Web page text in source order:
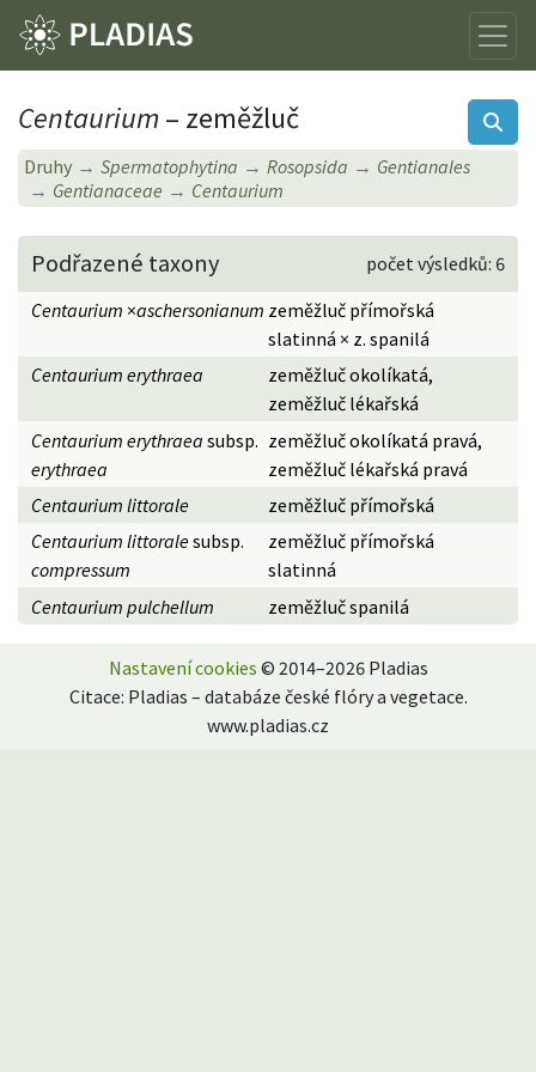
Centaurium – zeměžluč
Druhy Spermatophytina Rosopsida
Gentianales
Gentianaceae
Centaurium
Podřazené taxony
počet výsledků: 6
Centaurium ×aschersonianum zeměžluč přímořská
slatinná × z. spanilá
Centaurium erythraea
zeměžluč okolíkatá,
zeměžluč lékařská
Centaurium erythraeasubsp.
erythraea
zeměžluč okolíkatá pravá,
zeměžluč lékařská pravá
Centaurium littorale
zeměžluč přímořská
Centaurium littoralesubsp.
compressum
zeměžluč přímořská
slatinná
Centaurium pulchellum
zeměžluč spanilá
Nastavení cookies © 2014–2026 Pladias
Citace: Pladias – databáze české flóry a vegetace.
www.pladias.cz